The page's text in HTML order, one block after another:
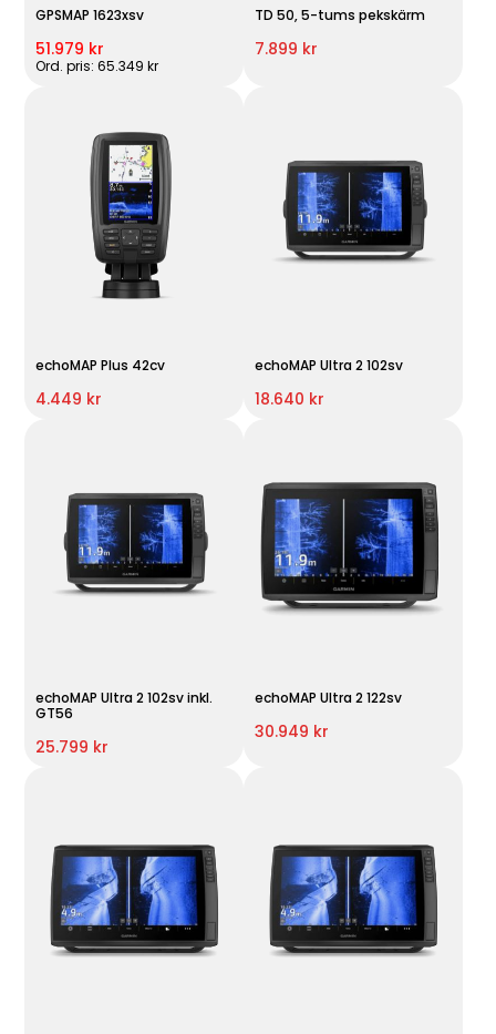
GPSMAP 1623xsv
51.979 kr
Ord. pris: 65.349 kr
TD 50, 5-tums pekskärm
7.899 kr
echoMAP Plus 42cv
4.449 kr
echoMAP Ultra 2 102sv
18.640 kr
echoMAP Ultra 2 102sv inkl.
GT56
25.799 kr
echoMAP Ultra 2 122sv
30.949 kr